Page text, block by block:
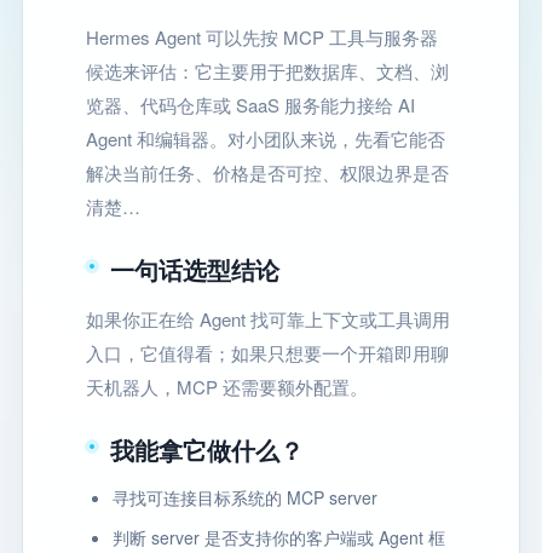
Hermes Agent 可以先按 MCP 工具与服务器
候选来评估：它主要用于把数据库、文档、浏
览器、代码仓库或 SaaS 服务能力接给 AI
Agent 和编辑器。对小团队来说，先看它能否
解决当前任务、价格是否可控、权限边界是否
清楚…
一句话选型结论
如果你正在给 Agent 找可靠上下文或工具调用
入口，它值得看；如果只想要一个开箱即用聊
天机器人，MCP 还需要额外配置。
我能拿它做什么？
寻找可连接目标系统的 MCP server
判断 server 是否支持你的客户端或 Agent 框